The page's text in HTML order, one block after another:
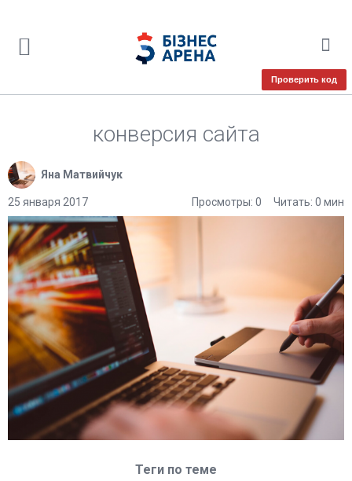
Проверить код
конверсия сайта
Яна Матвийчук
25 января 2017 Читать: 0 мин
Просмотры: 0
Теги по теме